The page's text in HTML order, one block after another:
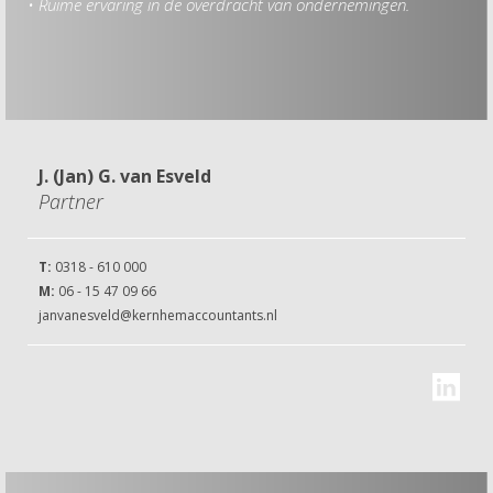
• Ruime ervaring in de overdracht van ondernemingen.
J. (Jan) G. van Esveld
Partner
T: 0318 - 610 000
M: 06 - 15 47 09 66
janvanesveld@kernhemaccountants.nl